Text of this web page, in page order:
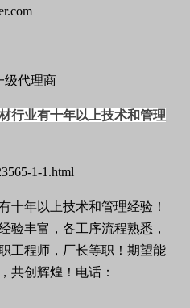
级代理商
行业有十年以上技术和管理
1-1.html
十年以上技术和管理经验！
验丰富，各工序流程熟悉，
工程师 ，厂长等职！期望能
共创辉煌！电话：